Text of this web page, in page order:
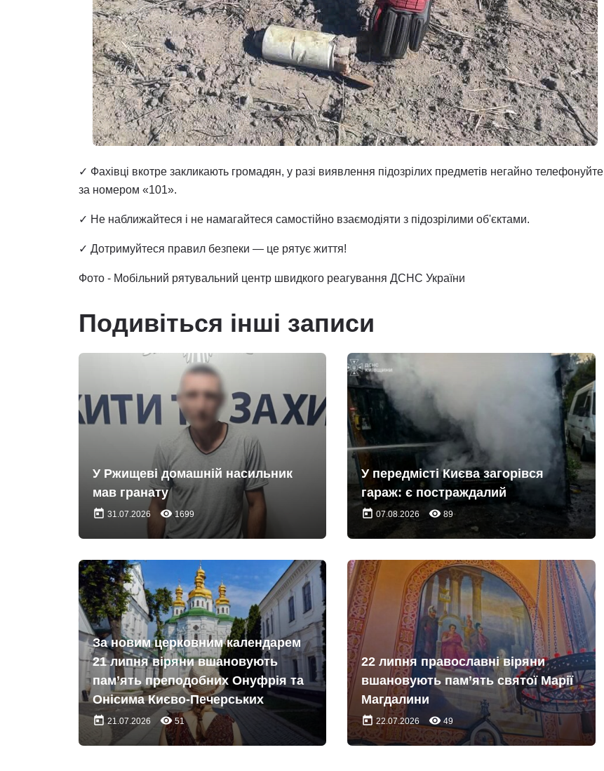
✓ Фахівці вкотре закликають громадян, у разі виявлення підозрілих предметів негайно телефонуйте
за номером «101».
✓ Не наближайтеся і не намагайтеся самостійно взаємодіяти з підозрілими об'єктами.
✓ Дотримуйтеся правил безпеки — це рятує життя!
Фото - Мобільний рятувальний центр швидкого реагування ДСНС України
Подивіться інші записи
У Ржищеві домашній насильник
мав гранату
today 31.07.2026 remove_red_eye1699
У передмісті Києва загорівся
гараж: є постраждалий
today 07.08.2026 remove_red_eye 89
За новим церковним календарем
21 липня віряни вшановують
пам’ять преподобних Онуфрія та
Онісима Києво-Печерських
today21.07.2026 remove_red_eye51
22 липня православні віряни
вшановують пам’ять святої Марії
Магдалини
today 22.07.2026 remove_red_eye 49